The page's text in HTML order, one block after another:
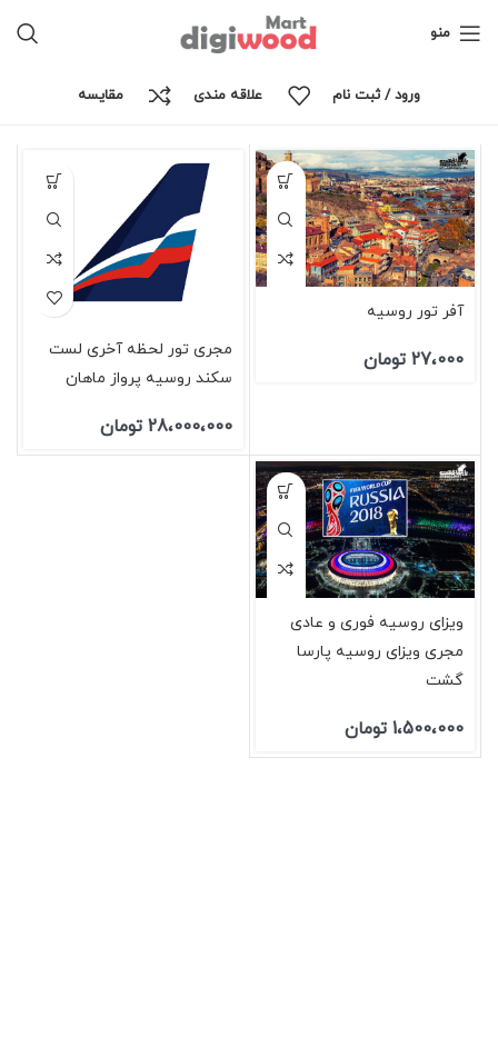
منو
ورود / ثبت نام علاقه مندی مقايسه
نمایش همه 3 نتیجه
نمایش نوار کناری
آفر تور روسیه
27،000 تومان
مجری تور لحظه آخری لست
سکند روسیه پرواز ماهان
28،000،000 تومان
ویزای روسیه فوری و عادی
مجری ویزای روسیه پارسا
گشت
1،500،000 تومان